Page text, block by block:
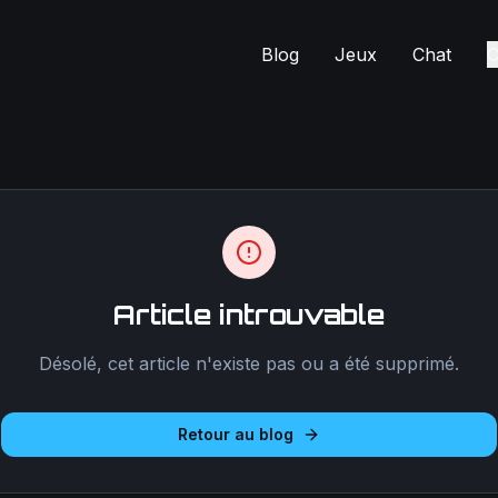
Blog Jeux Chat
Article introuvable
Désolé, cet article n'existe pas ou a été supprimé.
Retour au blog